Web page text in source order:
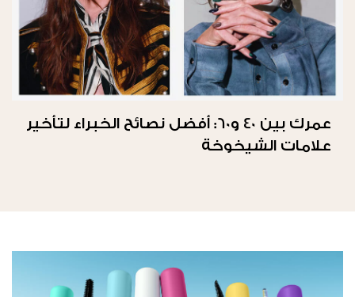
عمرك بين 40 و60: أفضل نصائح الخبراء لتأخير
علامات الشيخوخة